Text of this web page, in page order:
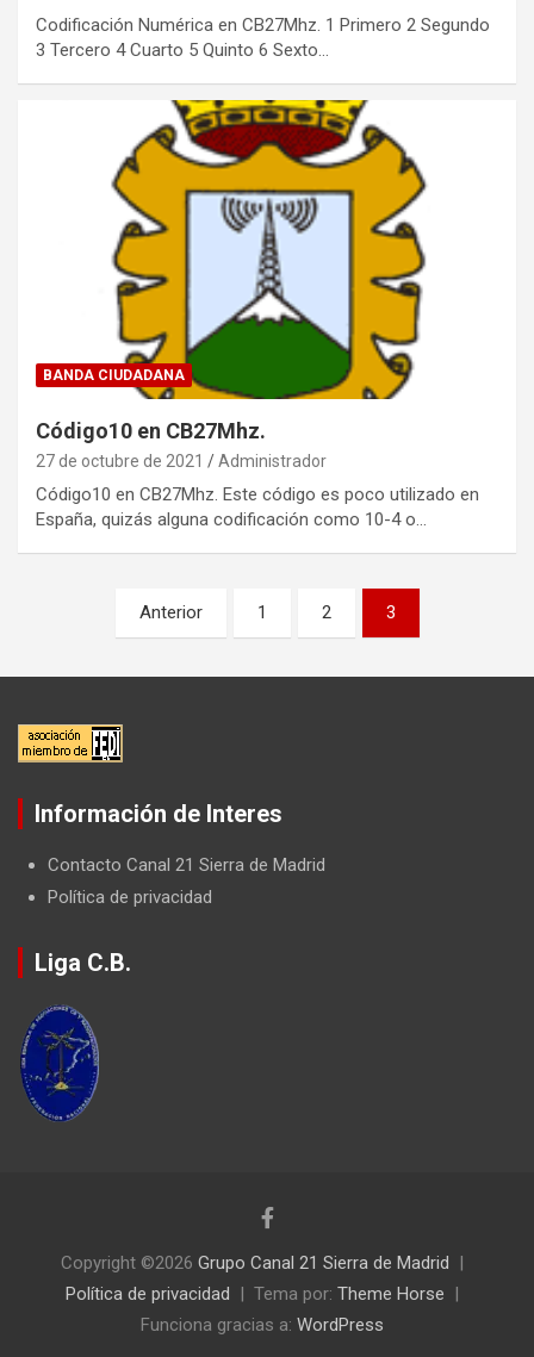
Codificación Numérica en CB27Mhz. 1 Primero 2 Segundo
3 Tercero 4 Cuarto 5 Quinto 6 Sexto…
BANDA CIUDADANA
Código10 en CB27Mhz.
27 de octubre de 2021 Administrador
Código10 en CB27Mhz. Este código es poco utilizado en
España, quizás alguna codificación como 10-4 o…
g
i
n
a
c
ó
n
d
e
e
n
Anterior 1 2 3
Información de Interes
Contacto Canal 21 Sierra de Madrid
Política de privacidad
Liga C.B.
Copyright ©2026 Grupo Canal 21 Sierra de Madrid
Política de privacidad
Tema por: Theme Horse
Funciona gracias a: WordPress